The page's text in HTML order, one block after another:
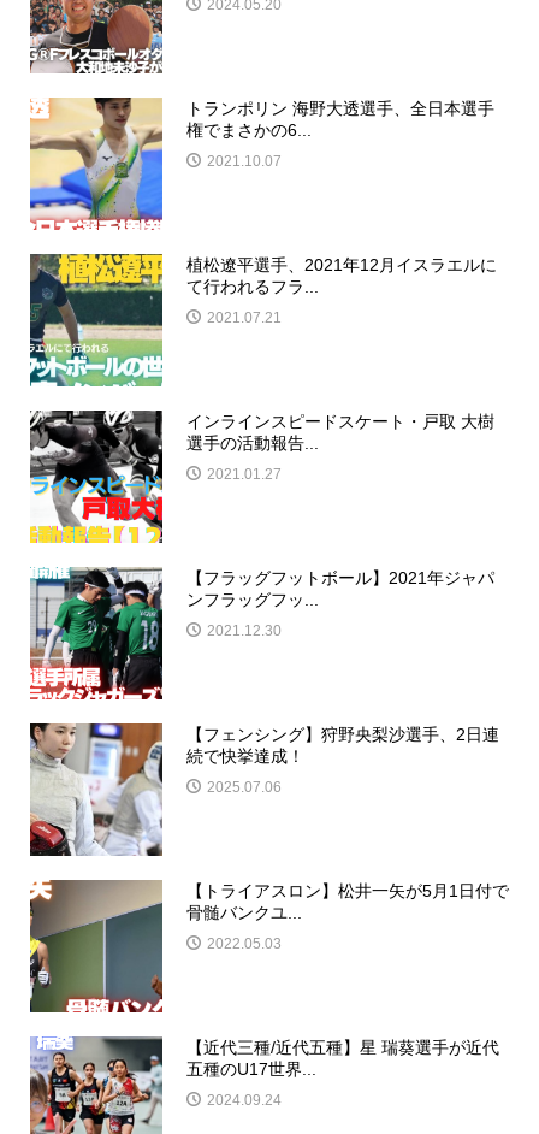
2024.05.20
トランポリン 海野大透選手、全日本選手
権でまさかの6...
2021.10.07
植松遼平選手、2021年12月イスラエルに
て行われるフラ...
2021.07.21
インラインスピードスケート・戸取 大樹
選手の活動報告...
2021.01.27
【フラッグフットボール】2021年ジャパ
ンフラッグフッ...
2021.12.30
【フェンシング】狩野央梨沙選手、2日連
続で快挙達成！
2025.07.06
【トライアスロン】松井一矢が5月1日付で
骨髄バンクユ...
2022.05.03
【近代三種/近代五種】星 瑞葵選手が近代
五種のU17世界...
2024.09.24